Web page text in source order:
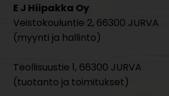
E J Hiipakka Oy
Veistokouluntie 2, 66300 JURVA
(myynti ja hallinto)
Teollisuustie 1, 66300 JURVA
(tuotanto ja toimitukset)